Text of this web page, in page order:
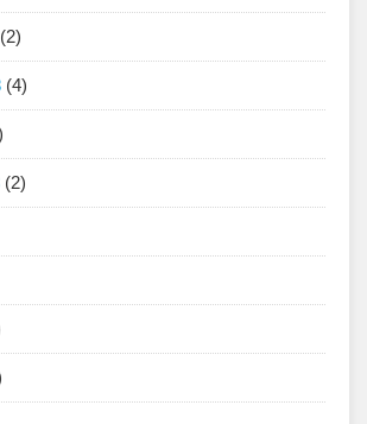
(2)
(4)
(2)